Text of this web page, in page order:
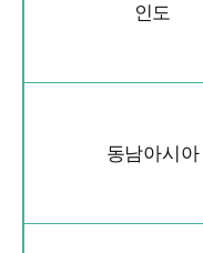
인도
동남아시아